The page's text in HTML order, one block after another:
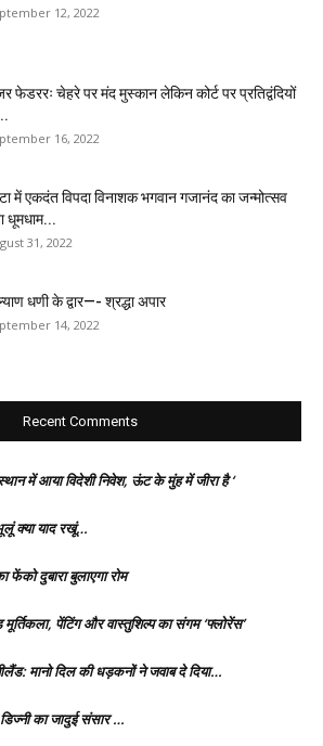
12, 2022
फेडररः चेहरे पर मंद मुस्कान लेकिन कोर्ट पर प्रतिद्वंदियों
16, 2022
में एकदंत विपदा विनाशक भगवान गजानंद का जन्मोत्सव
धूमधाम...
31, 2022
धणी के द्वार—- श्रद्धा अपार
14, 2022
Recent Comments
में आया विदेशी निवेश, ऊंट के मुंह में जीरा है ‘
क्या याद रखूं…
फेंको दुबारा बुलाएगा रोम
मूर्तिकला, पेंटिंग और वास्तुशिल्प का संगम ‘फ्लोरेंस’
मानो दिल की धड़कनों ने जवाब दे दिया…
डिज्नी का जादुई संसार …